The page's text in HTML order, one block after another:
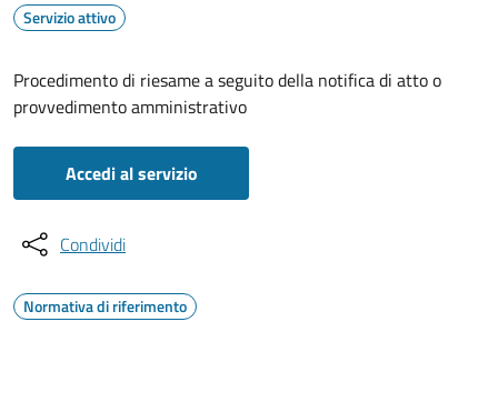
Servizio attivo
Procedimento di riesame a seguito della notifica di atto o
provvedimento amministrativo
Accedi al servizio
Condividi
Normativa di riferimento